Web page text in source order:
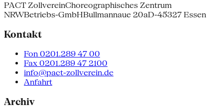
PACT ZollvereinChoreographisches Zentrum
NRWBetriebs-GmbHBullmannaue 20aD-45327 Essen
Kontakt
Fon 0201.289 47 00
Fax 0201.289 47 2100
info@pact-zollverein.de
Anfahrt
Archiv